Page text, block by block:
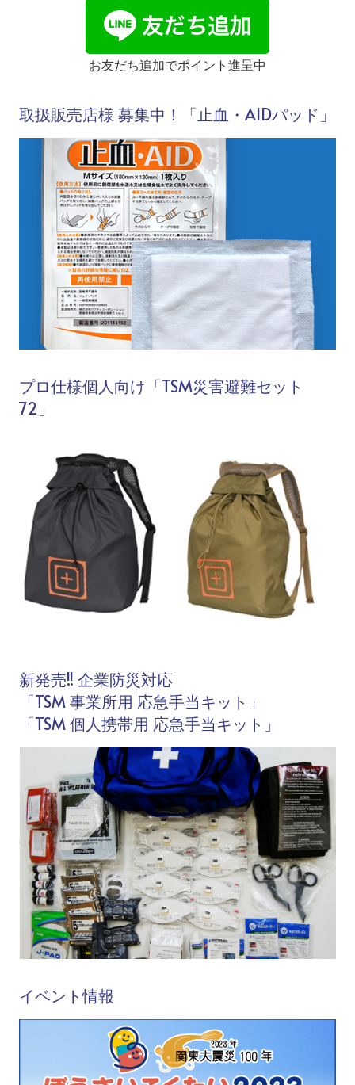
お友だち追加でポイント進呈中
取扱販売店様 募集中！「止血・AIDパッド」
プロ仕様個人向け「TSM災害避難セット
72」
新発売!! 企業防災対応
「TSM 事業所用 応急手当キット」
「TSM 個人携帯用 応急手当キット」
イベント情報